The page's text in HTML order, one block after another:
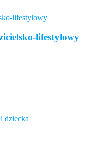
rodzicielsko-
miejsca przyjazne
lifestylowy
dziecka